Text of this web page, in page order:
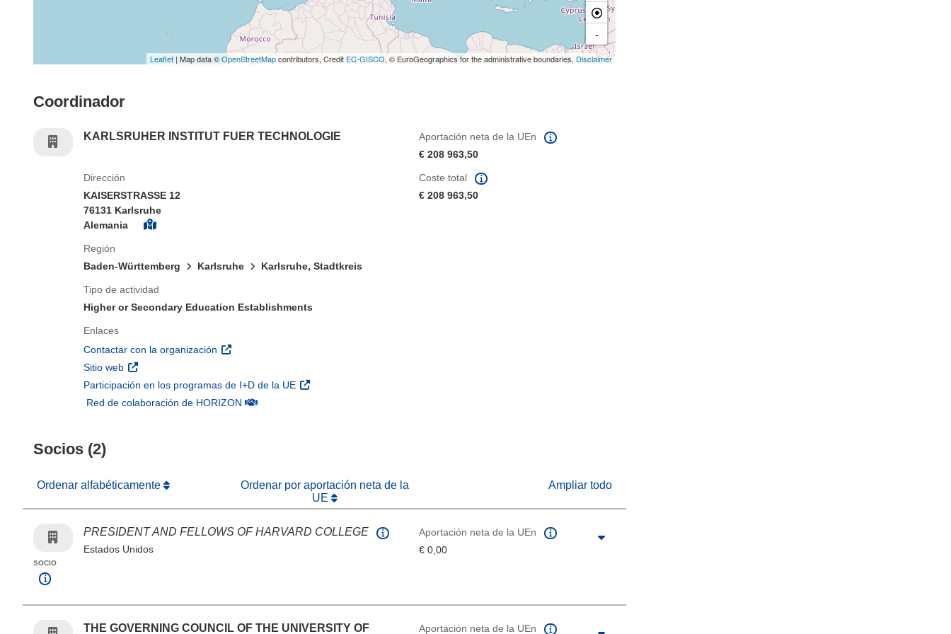
-
Leaflet | Map data ©OpenStreetMapcontributors, Credit EC-GISCO, © EuroGeographics for the administrative boundaries, Disclaimer
Coordinador
KARLSRUHER INSTITUT FUER TECHNOLOGIE
Aportación neta de la UEn
€ 208 963,50
Dirección
KAISERSTRASSE 12
76131 Karlsruhe
Alemania
Región
Baden-Württemberg
Karlsruhe Karlsruhe, Stadtkreis
Tipo de actividad
Higher or Secondary Education Establishments
Enlaces
Contactar con la organización (se abrirá en una nueva ventana)
Sitio web (se abrirá en una nueva ventana)
Participación en los programas de I+D de la UE (se abrirá en una nueva ventana)
Red de colaboración de HORIZON(se abrirá en una nueva ventana)
Coste total
€ 208 963,50
Socios (2)
Ordenar alfabéticamente
Ordenar por aportación neta de la
UE
Ampliar todo
SOCIO
PRESIDENT AND FELLOWS OF HARVARD COLLEGE
Estados Unidos
Aportación neta de la UEn
€ 0,00
THE GOVERNING COUNCIL OF THE UNIVERSITY OF Aportación neta de la UEn